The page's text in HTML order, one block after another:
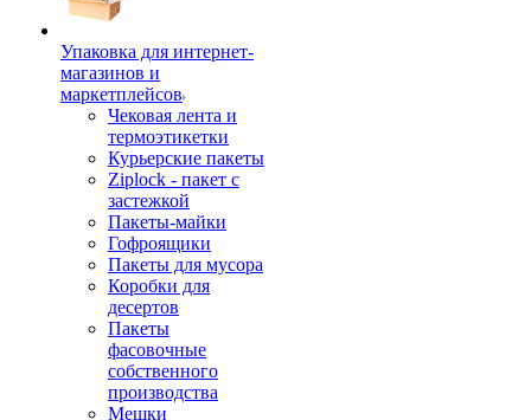
Упаковка для интернет-
магазинов и
маркетплейсов
Чековая лента и
термоэтикетки
Курьерские пакеты
Ziplock - пакет с
застежкой
Пакеты-майки
Гофроящики
Пакеты для мусора
Коробки для
десертов
Пакеты
фасовочные
собственного
производства
Мешки